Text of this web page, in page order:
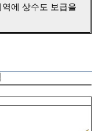
에 상수도 보급을